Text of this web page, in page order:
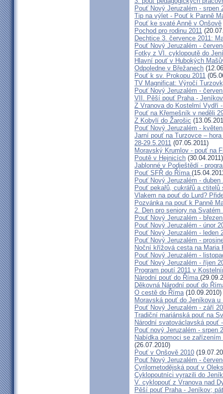
Pouť Nový Jeruzalém - srpen
Tip na výlet - Pouť k Panně
Pouť ke svaté Anně v Onšově
Pochod pro rodinu 2011
Dechtice 3. července 2011:
Pouť Nový Jeruzalém -
Fotky z VI. cyklopoutě do
Hlavní pouť v Hubokých
Odpoledne v Břežanech
Pouť k sv. Prokopu 2011
TV Magnificat: Výročí
Pouť Nový Jeruzalém -
VII. Pěší pouť Praha -
Z Vranova do Kostelmí Vydří
Pouť na Křemešník v neděli
Z Kobylí do Žarošic
Pouť Nový Jeruzalém -
Jarní pouť na Turzovce –
28-29.5.2011 (07.05.2011)
Moravský Krumlov - pouť na
Poutě v Hejnicích (30.04.2011)
Jablonné v Podještědí -
Pouť SFŘ do Říma
Pouť Nový Jeruzalém - duben
Pouť pekařů, cukrářů a ctitelů
Vlakem na pouť do Lurd?
Pozvánka na pouť k Panně
2. Den pro seniory na
Pouť Nový Jeruzalém -
Pouť Nový Jeruzalém - únor
Pouť Nový Jeruzalém - leden
Pouť Nový Jeruzalém -
Noční křížová cesta na Maria
Pouť Nový Jeruzalém -
Pouť Nový Jeruzalém - říjen
Program poutí 2011 v
Národní pouť do Říma
Děkovná Národní pouť do
O cestě do Říma(10.09.2010)
Moravská pouť do Jeníkova u
Pouť Nový Jeruzalém - září
Tradiční mariánská pouť na
Národní svatováclavská pouť
Pouť nový Jeruzalém - srpen
Nabídka pomoci se
(26.07.2010)
Pouť v Onšově 2010
Pouť Nový Jeruzalém -
Cyrilometodějská pouť v
Cyklopoutníci vyrazili do
V. cyklopouť z Vranova nad
Pěší pouť Praha - Jeníkov;